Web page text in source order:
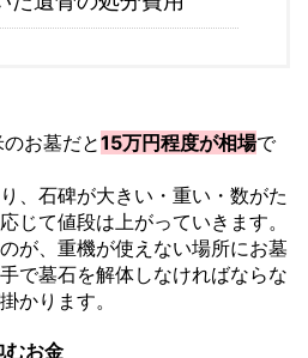
お墓だと15万円程度が相場で
、石碑が大きい・重い・数がた
じて値段は上がっていきます。
が、重機が使えない場所にお墓
で墓石を解体しなければならな
かります。
むお金